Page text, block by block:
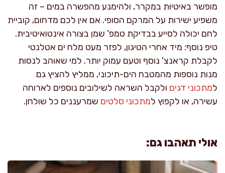
מופשר באיטיות במקרר, ולהימנע מהפשרה במים – זה
משפיע ישירות על המרקם הסופי. אם אין לכם מדחום, קוביית
לחם יכולה לסייע בבדיקת טמפ' שמן בצורה אינטואיטיבית.
טיפ נוסף: מיד אחרי הטיגון, לפזר מעט מלח ים אטלנטי
לקבלת קראנצ' נוסף וטעם עמוק יותר. למי שאוהב לנסות
מנות נוספות מהמטבח הים-תיכוני, ממליץ להציץ גם
למתכוני דגים ולקבל השראה לשילובים נוספים לארוחה
עשירה, או לקפוץ למתכוני סלטים שמרעננים כל שולחן.
אולי תאהבו גם: